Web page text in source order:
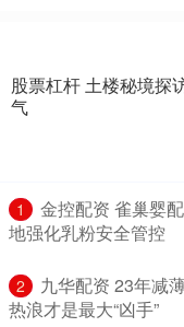
股票杠杆 土楼秘境探
气
1
金控配资 雀巢婴
地强化乳粉安全管控
2
九华配资 23年减
热浪才是最大“凶手”